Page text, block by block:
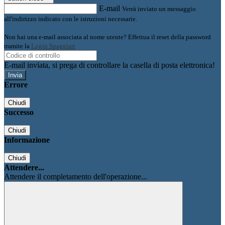
E-mail Verrà inviato un messaggio
all'indirizzo indicato con le istruzioni necessarie.
Non hai una e-mail associata al nome utente? Effettua il reset della password
tramite la Login Spaggiari
E-mail inviata, si prega di controllare la casella di posta elettronica!
Errore
Chiudi
Successo
Chiudi
Informazione
Chiudi
Attendere...
Attendere il completamento dell'operazione...